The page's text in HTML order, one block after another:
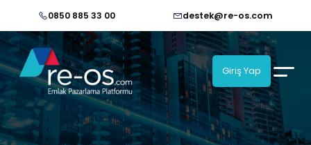
0850 885 33 00 destek@re-os.com
Giriş Yap